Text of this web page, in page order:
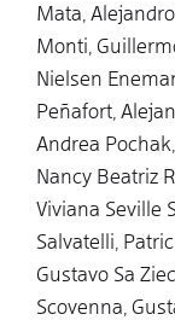
Mata,
Monti,
Nielsen
Peñafort,
Andrea
Nancy Beatriz
Viviana Seville
Salvatelli,
Gustavo Sa
Scovenna,